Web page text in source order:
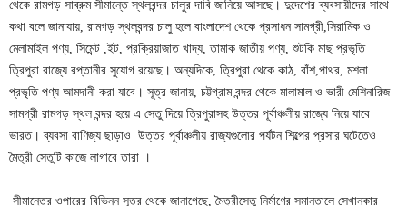
থেকে রামগড় সাব্রুম সীমান্তে স্থলবন্দর চালুর দাবি জানিয়ে আসছে। দুদেশের ব্যবসায়ীদের সাথে
কথা বলে জানাযায়, রামগড় স্থলবন্দর চালু হলে বাংলাদেশ থেকে প্রসাধন সামগ্রী,সিরামিক ও
মেলামাইল পণ্য, সিমেন্ট ,ইট, প্রক্রিয়াজাত খাদ্য, তামাক জাতীয় পণ্য, শুটকি মাছ প্রভৃতি
ত্রিপুরা রাজ্যে রপ্তানীর সুযোগ রয়েছে। অন্যদিকে, ত্রিপুরা থেকে কাঠ, বাঁশ,পাথর, মশলা
প্রভৃতি পণ্য আমদানী করা যাবে। সূত্র জানায়, চট্টগ্রাম বন্দর থেকে মালামাল ও ভারী মেশিনারিজ
সামগ্রী রামগড় স্থল বন্দর হয়ে এ সেতু দিয়ে ত্রিপুরাসহ উত্তর পূর্বাঞ্চলীয় রাজ্যে নিয়ে যাবে
ভারত। ব্যবসা বাণিজ্য ছাড়াও উত্তর পূর্বাঞ্চলীয় রাজ্যগুলোর পর্যটন শিল্পের প্রসার ঘটেতেও
মৈত্রী সেতুটি কাজে লাগাবে তারা ।
সীমান্তের ওপারের বিভিন্ন সূত্র থেকে জানাগেছে, মৈত্রীসেতু নির্মাণের সমানতালে সেখানকার